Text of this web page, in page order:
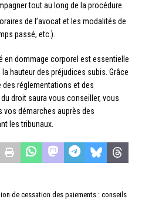
tout au long de la procédure.
de l’avocat et les modalités de
passé, etc.).
en dommage corporel est essentielle
hauteur des préjudices subis. Grâce
réglementations et des
droit saura vous conseiller, vous
vos démarches auprès des
les tribunaux.
de cessation des paiements : conseils